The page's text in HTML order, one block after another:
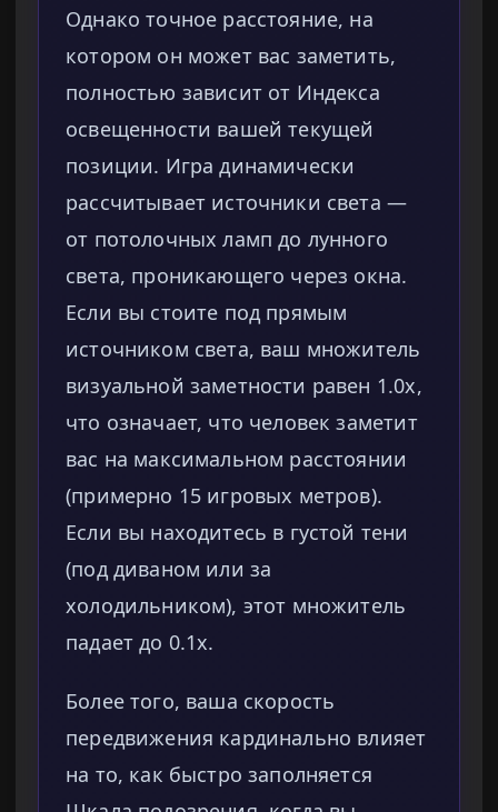
Однако точное расстояние, на
котором он может вас заметить,
полностью зависит от Индекса
освещенности вашей текущей
позиции. Игра динамически
рассчитывает источники света —
от потолочных ламп до лунного
света, проникающего через окна.
Если вы стоите под прямым
источником света, ваш множитель
визуальной заметности равен 1.0x,
что означает, что человек заметит
вас на максимальном расстоянии
(примерно 15 игровых метров).
Если вы находитесь в густой тени
(под диваном или за
холодильником), этот множитель
падает до 0.1x.
Более того, ваша скорость
передвижения кардинально влияет
на то, как быстро заполняется